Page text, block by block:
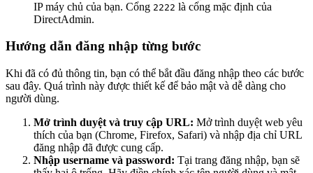
IP máy chủ của bạn. Cổng 2222 là cổng mặc định của
DirectAdmin.
Hướng dẫn đăng nhập từng bước
Khi đã có đủ thông tin, bạn có thể bắt đầu đăng nhập theo các bước
sau đây. Quá trình này được thiết kế để bảo mật và dễ dàng cho
người dùng.
Mở trình duyệt và truy cập URL: Mở trình duyệt web yêu
thích của bạn (Chrome, Firefox, Safari) và nhập địa chỉ URL
đăng nhập đã được cung cấp.
Nhập username và password: Tại trang đăng nhập, bạn sẽ